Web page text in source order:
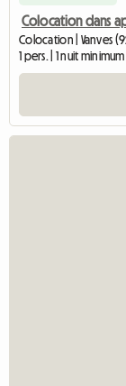
Colocation dans
Colocation | Vanves
1 pers. | 1 nuit minimum